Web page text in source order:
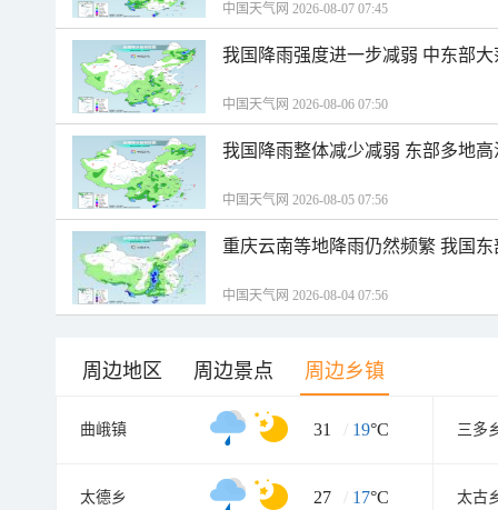
中国天气网 2026-08-07 07:45
我国降雨强度进一步减弱 中东部
中国天气网 2026-08-06 07:50
我国降雨整体减少减弱 东部多地
中国天气网 2026-08-05 07:56
重庆云南等地降雨仍然频繁 我国
中国天气网 2026-08-04 07:56
周边地区 周边景点 周边乡镇
曲峨镇 31 / 19°C 三多
太德乡 27 / 17°C 太古